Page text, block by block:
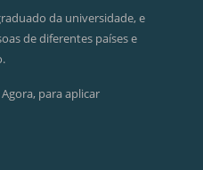
da universidade, e
de diferentes países e
Agora, para aplicar